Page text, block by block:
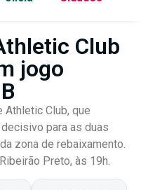
Club
jogo
Club, que
para as duas
zona de rebaixamento.
Preto, às 19h.